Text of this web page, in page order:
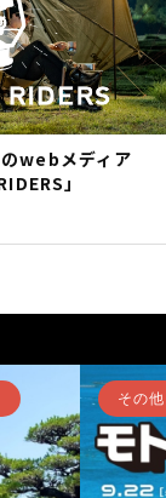
webメディア
」